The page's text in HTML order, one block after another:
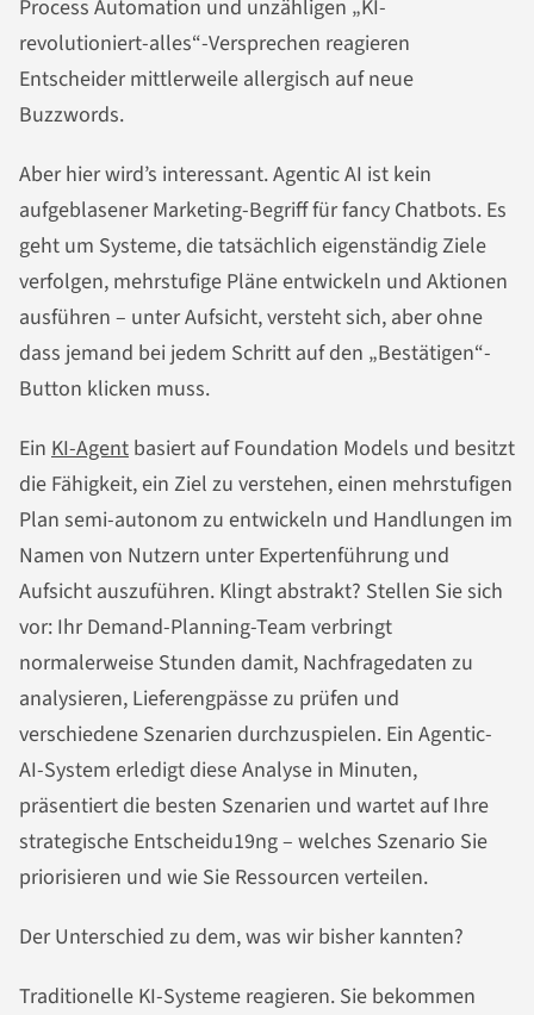
Process Automation und unzähligen „KI-
revolutioniert-alles“-Versprechen reagieren
Entscheider mittlerweile allergisch auf neue
Buzzwords.
Aber hier wird’s interessant. Agentic AI ist kein
aufgeblasener Marketing-Begriff für fancy Chatbots. Es
geht um Systeme, die tatsächlich eigenständig Ziele
verfolgen, mehrstufige Pläne entwickeln und Aktionen
ausführen – unter Aufsicht, versteht sich, aber ohne
dass jemand bei jedem Schritt auf den „Bestätigen“-
Button klicken muss.
Ein KI-Agent basiert auf Foundation Models und besitzt
die Fähigkeit, ein Ziel zu verstehen, einen mehrstufigen
Plan semi-autonom zu entwickeln und Handlungen im
Namen von Nutzern unter Expertenführung und
Aufsicht auszuführen. Klingt abstrakt? Stellen Sie sich
vor: Ihr Demand-Planning-Team verbringt
normalerweise Stunden damit, Nachfragedaten zu
analysieren, Lieferengpässe zu prüfen und
verschiedene Szenarien durchzuspielen. Ein Agentic-
AI-System erledigt diese Analyse in Minuten,
präsentiert die besten Szenarien und wartet auf Ihre
strategische Entscheidu19ng – welches Szenario Sie
priorisieren und wie Sie Ressourcen verteilen.
Der Unterschied zu dem, was wir bisher kannten?
Traditionelle KI-Systeme reagieren. Sie bekommen